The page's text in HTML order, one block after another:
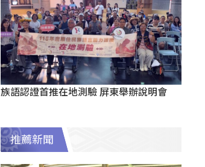
族語認證首推在地測驗 屏東舉辦說明會
推薦新聞